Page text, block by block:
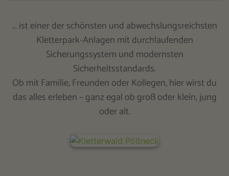
... ist einer der schönsten und abwechslungsreichsten
Kletterpark-Anlagen mit durchlaufenden
Sicherungssystem und modernsten
Sicherheitsstandards.
Ob mit Familie, Freunden oder Kollegen, hier wirst du
das alles erleben – ganz egal ob groß oder klein, jung
oder alt.